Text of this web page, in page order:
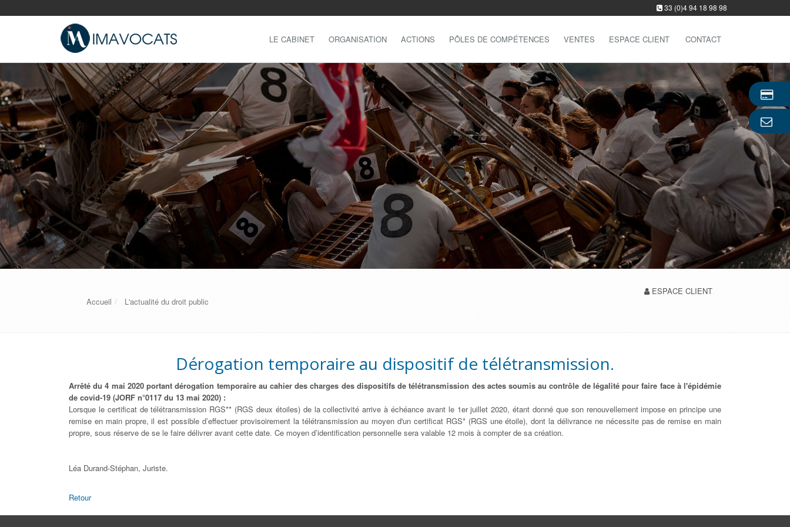
33 (0)4 94 18 98 98
LE CABINET ORGANISATION ACTIONS PÔLES DE COMPÉTENCES VENTES ESPACE CLIENT CONTACT
Accueil L'actualité du droit public
ESPACE CLIENT
Dérogation temporaire au dispositif de télétransmission.
Arrêté du 4 mai 2020 portant dérogation temporaire au cahier des charges des dispositifs de télétransmission des actes soumis au contrôle de légalité pour faire face à l'épidémie
de covid-19 (JORF n°0117 du 13 mai 2020) :
Lorsque le certificat de télétransmission RGS** (RGS deux étoiles) de la collectivité arrive à échéance avant le 1er juillet 2020, étant donné que son renouvellement impose en principe une
remise en main propre, il est possible d’effectuer provisoirement la télétransmission au moyen d'un certificat RGS* (RGS une étoile), dont la délivrance ne nécessite pas de remise en main
propre, sous réserve de se le faire délivrer avant cette date. Ce moyen d’identification personnelle sera valable 12 mois à compter de sa création.
Léa Durand-Stéphan, Juriste.
Retour